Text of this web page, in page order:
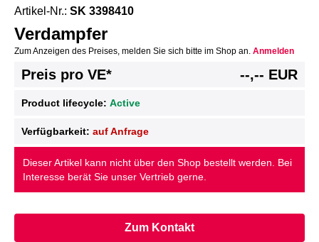
Verdampfer
Artikel-Nr.: SK 3398410
Zum Anzeigen des Preises, melden Sie sich bitte im Shop an. Anmelden
Preis pro VE* --,-- EUR
Product lifecycle: Active
Verfügbarkeit: auf Anfrage
Dieser Artikel kann nicht über den Shop bestellt werden. Bei
Interesse berät Sie unser Vertrieb gerne.
Zum Kontakt